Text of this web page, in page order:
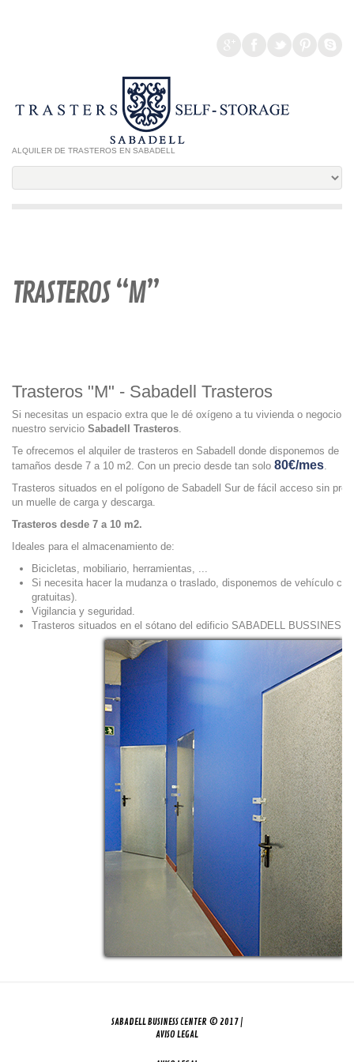
ALQUILER DE TRASTEROS EN SABADELL
TRASTEROS “M”
Trasteros "M" - Sabadell Trasteros
Si necesitas un espacio extra que le dé oxígeno a tu vivienda o negocio,
nuestro servicio Sabadell Trasteros.
Te ofrecemos el alquiler de trasteros en Sabadell donde disponemos de
tamaños desde 7 a 10 m2. Con un precio desde tan solo 80€/mes.
Trasteros situados en el polígono de Sabadell Sur de fácil acceso sin
un muelle de carga y descarga.
Trasteros desde 7 a 10 m2.
Ideales para el almacenamiento de:
Bicicletas, mobiliario, herramientas, ...
Si necesita hacer la mudanza o traslado, disponemos de vehículo
gratuitas).
Vigilancia y seguridad.
Trasteros situados en el sótano del edificio SABADELL BUSSINES
SABADELL BUSINESS CENTER © 2017 |
AVISO LEGAL